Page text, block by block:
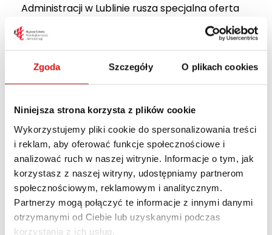
Zgoda Szczegóły O plikach cookies
Niniejsza strona korzysta z plików cookie
Wykorzystujemy pliki cookie do spersonalizowania treści
i reklam, aby oferować funkcje społecznościowe i
analizować ruch w naszej witrynie. Informacje o tym, jak
korzystasz z naszej witryny, udostępniamy partnerom
społecznościowym, reklamowym i analitycznym.
Partnerzy mogą połączyć te informacje z innymi danymi
otrzymanymi od Ciebie lub uzyskanymi podczas
korzystania z ich usług.
Administracji w Lublinie rusza specjalna oferta
„
” dla tegorocznych
maturzystów. Kandydaci, którzy w roku
egzaminu maturalnego, mogą skorzystać z15%
zwolnienia z opłaty wpisowej i rekrutacyjnej
Promocja obowiązuje od 8 lipca 2026 r. do 31
lipca 2026 r. i dotyczy kandydatów na studia
wyższe pierwszego stopnia oraz jednolite studia
magisterskie prowadzone w języku polskim. Aby
skorzystać z oferty, należy do 31 lipca 2026 r.
złożyć komplet dokumentów, podpisać umowę